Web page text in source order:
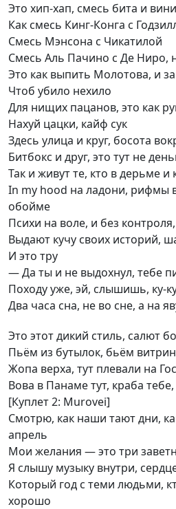
Это хип-хап, смесь бита и
Как смесь Кинг-Конга с
Смесь Мэнсона с Чикатилой
Смесь Аль Пачино с Де Ниро,
Это как выпить Молотова, и
Чтоб убило нехило
Для нищих пацанов, это как
Нахуй цацки, кайф сук
Здесь улица и круг, босота
Битбокс и друг, это тут не
Так и живут те, кто в дерьме и
In my hood на ладони, рифмы
обойме
Психи на воле, и без
Выдают кучу своих историй,
И это тру
— Да ты и не выдохнул, тебе
Походу уже, эй, слышишь, ку-
Два часа сна, не во сне, а на
Это этот дикий стиль, салют
Пьём из бутылок, бьём
Жопа верха, тут плевали на
Вова в Панаме тут, краба
[Куплет 2: Murovei]
Смотрю, как наши тают дни,
апрель
Мои желания — это три
Я слышу музыку внутри,
Который год с теми людьми,
хорошо